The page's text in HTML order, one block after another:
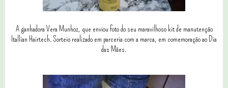
A ganhadora Vera Munhoz, que enviou foto do seu maravilhoso kit de manutenção
Itallian Hairtech. Sorteio realizado em parceria com a marca, em comemoração ao Dia
das Mães.